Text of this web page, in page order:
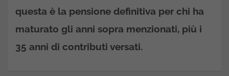
questa è la pensione definitiva per chi ha
maturato gli anni sopra menzionati, più i
35 anni di contributi versati.